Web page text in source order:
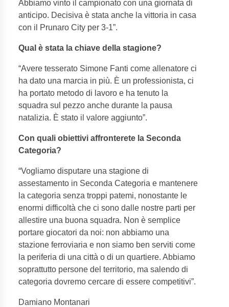
Abbiamo vinto il campionato con una giornata di
anticipo. Decisiva è stata anche la vittoria in casa
con il Prunaro City per 3-1”.
Qual è stata la chiave della stagione?
“Avere tesserato Simone Fanti come allenatore ci
ha dato una marcia in più. È un professionista, ci
ha portato metodo di lavoro e ha tenuto la
squadra sul pezzo anche durante la pausa
natalizia. È stato il valore aggiunto”.
Con quali obiettivi affronterete la Seconda
Categoria?
“Vogliamo disputare una stagione di
assestamento in Seconda Categoria e mantenere
la categoria senza troppi patemi, nonostante le
enormi difficoltà che ci sono dalle nostre parti per
allestire una buona squadra. Non è semplice
portare giocatori da noi: non abbiamo una
stazione ferroviaria e non siamo ben serviti come
la periferia di una città o di un quartiere. Abbiamo
soprattutto persone del territorio, ma salendo di
categoria dovremo cercare di essere competitivi”.
Damiano Montanari